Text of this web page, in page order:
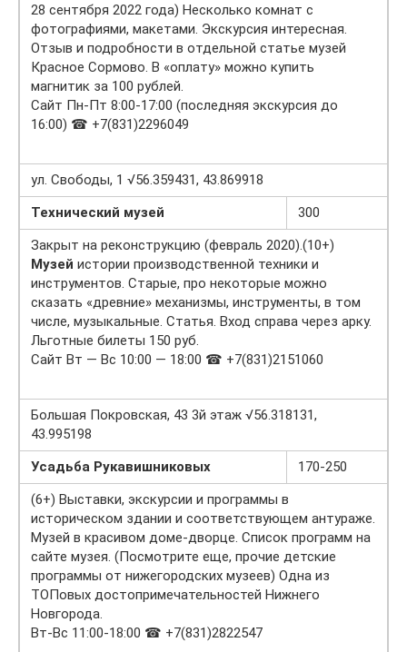
28 сентября 2022 года) Несколько комнат с
фотографиями, макетами. Экскурсия интересная.
Отзыв и подробности в отдельной статье музей
Красное Сормово. В «оплату» можно купить
магнитик за 100 рублей.
Сайт Пн-Пт 8:00-17:00 (последняя экскурсия до
16:00) ☎ +7(831)2296049
ул. Свободы, 1 √56.359431, 43.869918
Технический музей
300
Закрыт на реконструкцию (февраль 2020).(10+)
Музей истории производственной техники и
инструментов. Старые, про некоторые можно
сказать «древние» механизмы, инструменты, в том
числе, музыкальные. Статья. Вход справа через арку.
Льготные билеты 150 руб.
Сайт Вт — Вс 10:00 — 18:00 ☎ +7(831)2151060
Большая Покровская, 43 3й этаж √56.318131,
43.995198
Усадьба Рукавишниковых
170-250
(6+) Выставки, экскурсии и программы в
историческом здании и соответствующем антураже.
Музей в красивом доме-дворце. Список программ на
сайте музея. (Посмотрите еще, прочие детские
программы от нижегородских музеев) Одна из
ТОПовых достопримечательностей Нижнего
Новгорода.
Вт-Вс 11:00-18:00 ☎ +7(831)2822547